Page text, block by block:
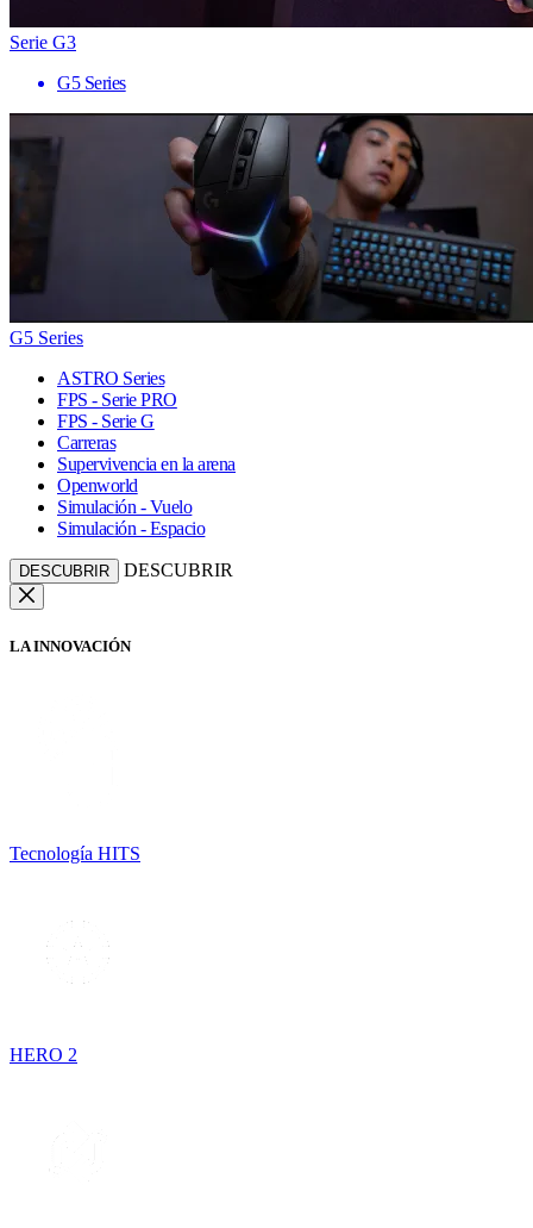
Serie G3
G5 Series
G5 Series
ASTRO Series
FPS - Serie PRO
FPS - Serie G
Carreras
Supervivencia en la arena
Openworld
Simulación - Vuelo
Simulación - Espacio
DESCUBRIR DESCUBRIR
LA INNOVACIÓN
Tecnología HITS
HERO 2